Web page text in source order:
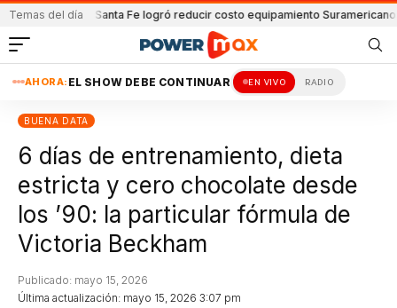
Temas del día
LanúsSanta Fe logró reducir costo equipamiento Suramericanos
AHORA: EL SHOW DEBE CONTINUAR EN VIVO RADIO
BUENA DATA
6 días de entrenamiento, dieta
estricta y cero chocolate desde
los ’90: la particular fórmula de
Victoria Beckham
Última actualización: mayo 15, 2026 3:07 pm
Publicado: mayo 15, 2026